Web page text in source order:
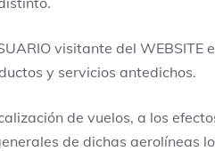
visitante del
y servicios antedichos.
de vuelos, a los
de dichas aerolíneas